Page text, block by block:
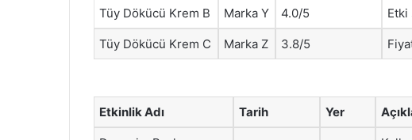
Tüy Dökücü Krem B Marka Y 4.0/5 Etki
Tüy Dökücü Krem C Marka Z 3.8/5
Etkinlik Adı Tarih Yer